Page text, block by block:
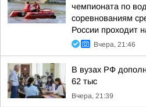
чемпионата по
соревнованиям
России проходит
Вчера, 21:46
В вузах РФ
62 тыс
Вчера, 21:39